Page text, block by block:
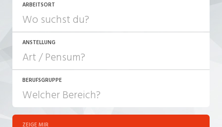
ARBEITSORT
ANSTELLUNG
JOB-TYP
Festanstellung
BERUFSGRUPPE
ZEIGE MIR